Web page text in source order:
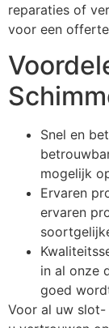
reparaties of
voor een
Snel en
mogelijk
Ervaren
ervaren
in al onze
goed
Voor al uw slot-